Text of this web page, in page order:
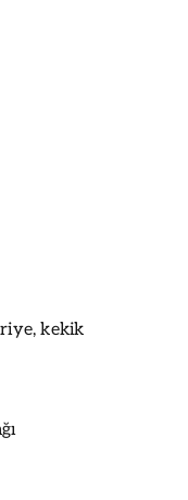
kekik